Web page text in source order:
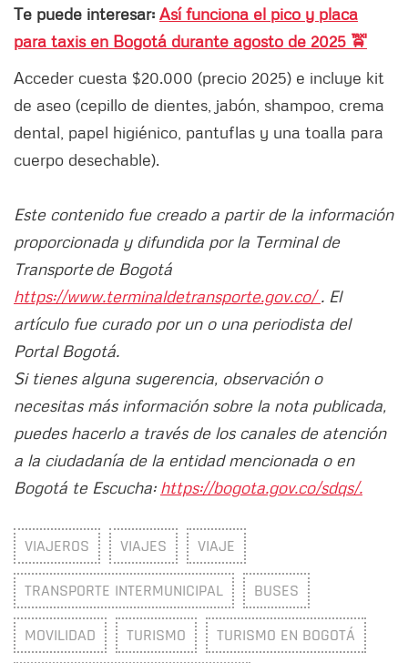
Te puede interesar: Así funciona el pico y placa
para taxis en Bogotá durante agosto de 2025 🚖
Acceder cuesta $20.000 (precio 2025) e incluye kit
de aseo (cepillo de dientes, jabón, shampoo, crema
dental, papel higiénico, pantuflas y una toalla para
cuerpo desechable).
Este contenido fue creado a partir de la información
proporcionada y difundida por la Terminal de
Transporte de Bogotá
https://www.terminaldetransporte.gov.co/. El
artículo fue curado por un o una periodista del
Portal Bogotá.
Si tienes alguna sugerencia, observación o
necesitas más información sobre la nota publicada,
puedes hacerlo a través de los canales de atención
a la ciudadanía de la entidad mencionada o en
Bogotá te Escucha: https://bogota.gov.co/sdqs/.
VIAJEROS VIAJES VIAJE
TRANSPORTE INTERMUNICIPAL BUSES
MOVILIDAD TURISMO TURISMO EN BOGOTÁ